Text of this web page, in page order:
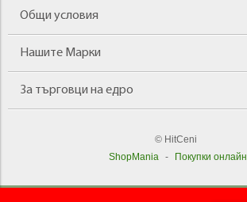
Общи условия
Нашите Марки
За търговци на едро
© HitCeni
ShopMania
- Покупки онлайн